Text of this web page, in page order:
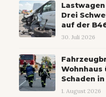
Drei
auf der
30. Juli 2026
Wohnhaus
Schaden
1. August 2026